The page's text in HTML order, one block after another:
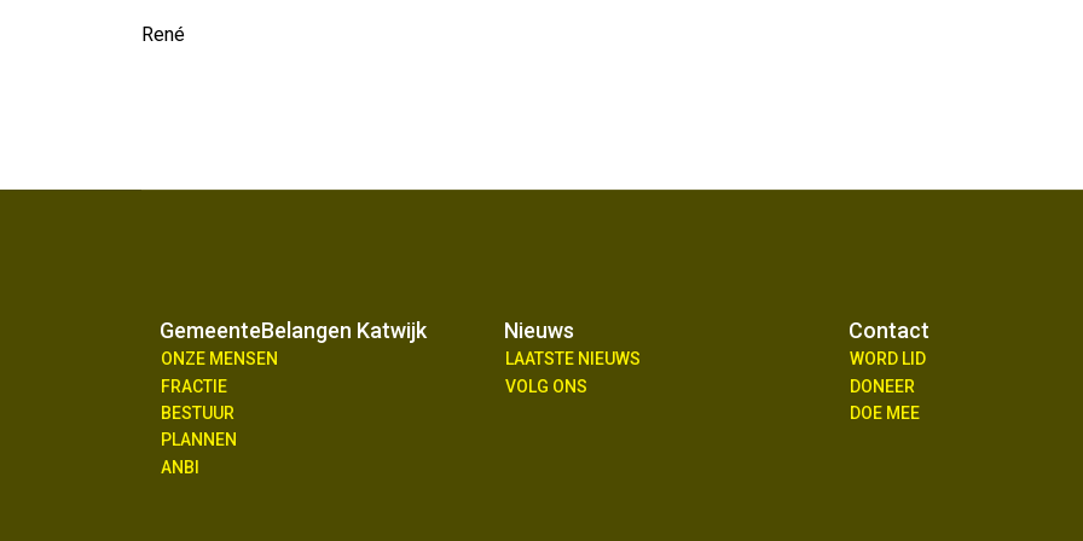
René
GemeenteBelangen Katwijk
ONZE MENSEN
FRACTIE
BESTUUR
PLANNEN
ANBI
Nieuws
LAATSTE NIEUWS
VOLG ONS
Contact
WORD LID
DONEER
DOE MEE